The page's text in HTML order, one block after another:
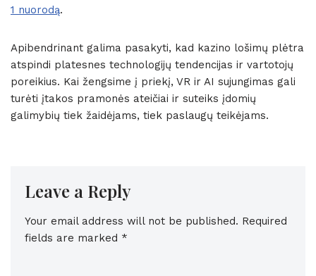
1 nuorodą.
Apibendrinant galima pasakyti, kad kazino lošimų plėtra
atspindi platesnes technologijų tendencijas ir vartotojų
poreikius. Kai žengsime į priekį, VR ir AI sujungimas gali
turėti įtakos pramonės ateičiai ir suteiks įdomių
galimybių tiek žaidėjams, tiek paslaugų teikėjams.
Leave a Reply
Your email address will not be published. Required
fields are marked *